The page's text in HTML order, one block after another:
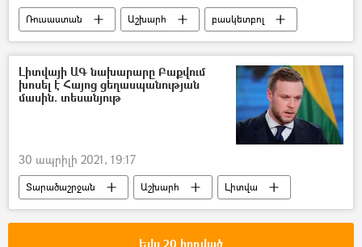
Ռուսաստան Աշխարհ
բասկետբոլ
բասկետբոլիստ
երեխա
աղջիկ
ավտովթար
Զոհ
Լիտվայի ԱԳ նախարարը Բաքվում
խոսել է Հայոց ցեղասպանության
մասին. տեսանյութ
30 ապրիլի 2021, 19:17
Տարածաշրջան Աշխարհ
Լիտվա
Բաքու
Ջո Բայդեն
Եվս 20 հոդված